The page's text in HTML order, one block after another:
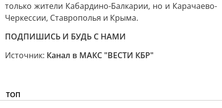
только жители Кабардино-Балкарии, но и Карачаево-
Черкессии, Ставрополья и Крыма.
ПОДПИШИСЬ И БУДЬ С НАМИ
Источник: Канал в МАКС "ВЕСТИ КБР"
ТОП